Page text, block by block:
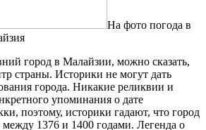
На фото погода в
город в Малайзии, можно сказать,
страны. Историки не могут дать
города. Никакие реликвии и
упоминания о дате
поэтому, историки гадают, что город
1376 и 1400 годами. Легенда о